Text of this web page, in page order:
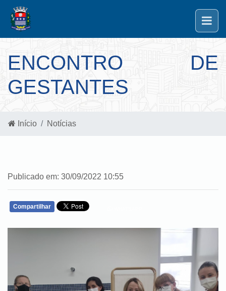
ENCONTRO DE
GESTANTES
Início Notícias
Publicado em: 30/09/2022 10:55
Compartilhar